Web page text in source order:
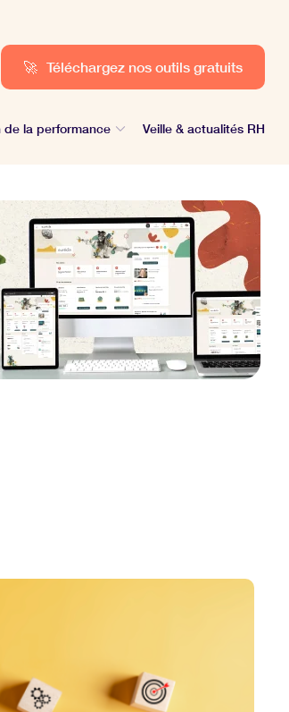
🚀 Téléchargez nos outils gratuits
de la performance Veille & actualités RH